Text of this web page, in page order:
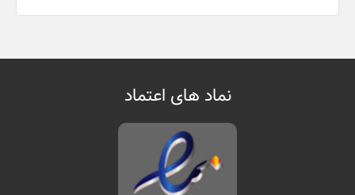
نماد های اعتماد